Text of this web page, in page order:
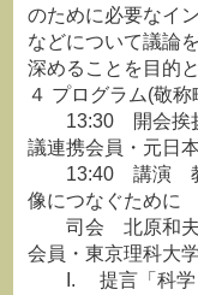
のために必要なイ
などについて議論
深めることを目的と
４ プログラム(敬称
13:30 開会挨拶
議連携会員・元日
13:40 講演 教
像につなぐために
司会 北原和夫
会員・東京理科大学
I. 提言「科学・